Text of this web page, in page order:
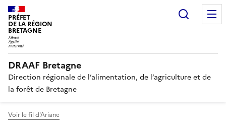
PRÉFET
DE LA RÉGION
BRETAGNE
DRAAF Bretagne
Direction régionale de l’alimentation, de l’agriculture et de
la forêt de Bretagne
Voir le fil d'Ariane